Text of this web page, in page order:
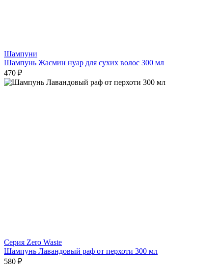
Шампуни
Шампунь Жасмин нуар для сухих волос 300 мл
470 ₽
Серия Zero Waste
Шампунь Лавандовый раф от перхоти 300 мл
580 ₽